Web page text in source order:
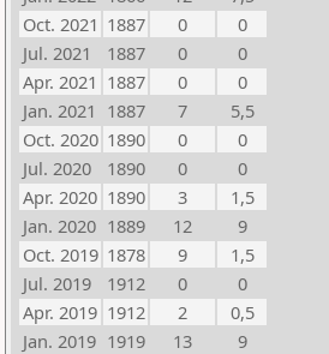
Oct. 2021 1887 0
0
Jul. 2021
1887 0
0
Apr. 2021 1887 0
0
Jan. 2021 1887 7
5,5
Oct. 2020 1890 0
0
Jul. 2020
1890 0
0
Apr. 2020 1890 3
1,5
Jan. 2020 1889 12
9
Oct. 2019 1878 9
1,5
Jul. 2019
1912 0
0
Apr. 2019 1912 2
0,5
Jan. 2019 1919 13
9